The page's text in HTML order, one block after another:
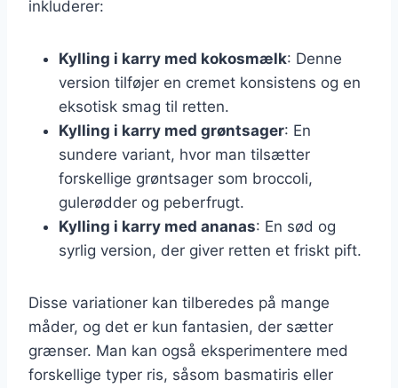
inkluderer:
Kylling i karry med kokosmælk: Denne
version tilføjer en cremet konsistens og en
eksotisk smag til retten.
Kylling i karry med grøntsager: En
sundere variant, hvor man tilsætter
forskellige grøntsager som broccoli,
gulerødder og peberfrugt.
Kylling i karry med ananas: En sød og
syrlig version, der giver retten et friskt pift.
Disse variationer kan tilberedes på mange
måder, og det er kun fantasien, der sætter
grænser. Man kan også eksperimentere med
forskellige typer ris, såsom basmatiris eller